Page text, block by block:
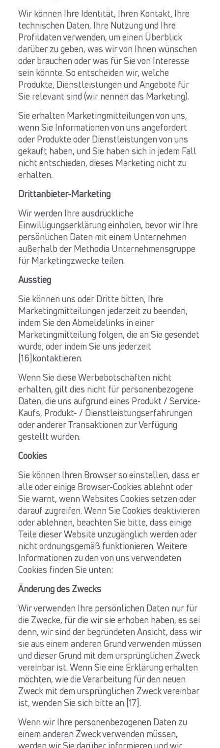
Wir können Ihre Identität, Ihren Kontakt, Ihre
technischen Daten, Ihre Nutzung und Ihre
Profildaten verwenden, um einen Überblick
darüber zu geben, was wir von Ihnen wünschen
oder brauchen oder was für Sie von Interesse
sein könnte. So entscheiden wir, welche
Produkte, Dienstleistungen und Angebote für
Sie relevant sind (wir nennen das Marketing).
Sie erhalten Marketingmitteilungen von uns,
wenn Sie Informationen von uns angefordert
oder Produkte oder Dienstleistungen von uns
gekauft haben, und Sie haben sich in jedem Fall
nicht entschieden, dieses Marketing nicht zu
erhalten.
Drittanbieter-Marketing
Wir werden Ihre ausdrückliche
Einwilligungserklärung einholen, bevor wir Ihre
persönlichen Daten mit einem Unternehmen
außerhalb der Methodia Unternehmensgruppe
für Marketingzwecke teilen.
Ausstieg
Sie können uns oder Dritte bitten, Ihre
Marketingmitteilungen jederzeit zu beenden,
indem Sie den Abmeldelinks in einer
Marketingmitteilung folgen, die an Sie gesendet
wurde, oder indem Sie uns jederzeit
[16]kontaktieren.
Wenn Sie diese Werbebotschaften nicht
erhalten, gilt dies nicht für personenbezogene
Daten, die uns aufgrund eines Produkt / Service-
Kaufs, Produkt- / Dienstleistungserfahrungen
oder anderer Transaktionen zur Verfügung
gestellt wurden.
Cookies
Sie können Ihren Browser so einstellen, dass er
alle oder einige Browser-Cookies ablehnt oder
Sie warnt, wenn Websites Cookies setzen oder
darauf zugreifen. Wenn Sie Cookies deaktivieren
oder ablehnen, beachten Sie bitte, dass einige
Teile dieser Website unzugänglich werden oder
nicht ordnungsgemäß funktionieren. Weitere
Informationen zu den von uns verwendeten
Cookies finden Sie unten:
Änderung des Zwecks
Wir verwenden Ihre persönlichen Daten nur für
die Zwecke, für die wir sie erhoben haben, es sei
denn, wir sind der begründeten Ansicht, dass wir
sie aus einem anderen Grund verwenden müssen
und dieser Grund mit dem ursprünglichen Zweck
vereinbar ist. Wenn Sie eine Erklärung erhalten
möchten, wie die Verarbeitung für den neuen
Zweck mit dem ursprünglichen Zweck vereinbar
ist, wenden Sie sich bitte an [17].
Wenn wir Ihre personenbezogenen Daten zu
einem anderen Zweck verwenden müssen,